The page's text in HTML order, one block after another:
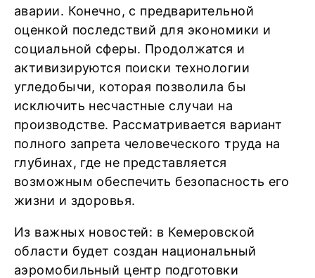
аварии. Конечно, с предварительной
оценкой последствий для экономики и
социальной сферы. Продолжатся и
активизируются поиски технологии
угледобычи, которая позволила бы
исключить несчастные случаи на
производстве. Рассматривается вариант
полного запрета человеческого труда на
глубинах, где не представляется
возможным обеспечить безопасность его
жизни и здоровья.
Из важных новостей: в Кемеровской
области будет создан национальный
аэромобильный центр подготовки